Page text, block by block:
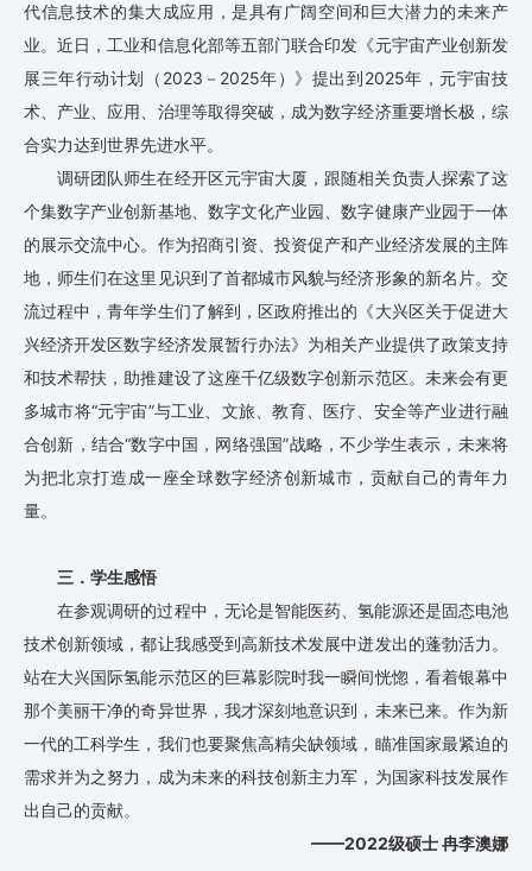
代信息技术的集大成应用，是具有广阔空间和巨大潜力的未来产
业。近日，工业和信息化部等五部门联合印发《元宇宙产业创新发
展三年行动计划（2023－2025年）》提出到2025年，元宇宙技
术、产业、应用、治理等取得突破，成为数字经济重要增长极，综
合实力达到世界先进水平。
调研团队师生在经开区元宇宙大厦，跟随相关负责人探索了这
个集数字产业创新基地、数字文化产业园、数字健康产业园于一体
的展示交流中心。作为招商引资、投资促产和产业经济发展的主阵
地，师生们在这里见识到了首都城市风貌与经济形象的新名片。交
流过程中，青年学生们了解到，区政府推出的《大兴区关于促进大
兴经济开发区数字经济发展暂行办法》为相关产业提供了政策支持
和技术帮扶，助推建设了这座千亿级数字创新示范区。未来会有更
多城市将“元宇宙”与工业、文旅、教育、医疗、安全等产业进行融
合创新，结合“数字中国，网络强国”战略，不少学生表示，未来将
为把北京打造成一座全球数字经济创新城市，贡献自己的青年力
量。
三．学生感悟
在参观调研的过程中，无论是智能医药、氢能源还是固态电池
技术创新领域，都让我感受到高新技术发展中迸发出的蓬勃活力。
站在大兴国际氢能示范区的巨幕影院时我一瞬间恍惚，看着银幕中
那个美丽干净的奇异世界，我才深刻地意识到，未来已来。作为新
一代的工科学生，我们也要聚焦高精尖缺领域，瞄准国家最紧迫的
需求并为之努力，成为未来的科技创新主力军，为国家科技发展作
出自己的贡献。
——2022级硕士 冉李澳娜